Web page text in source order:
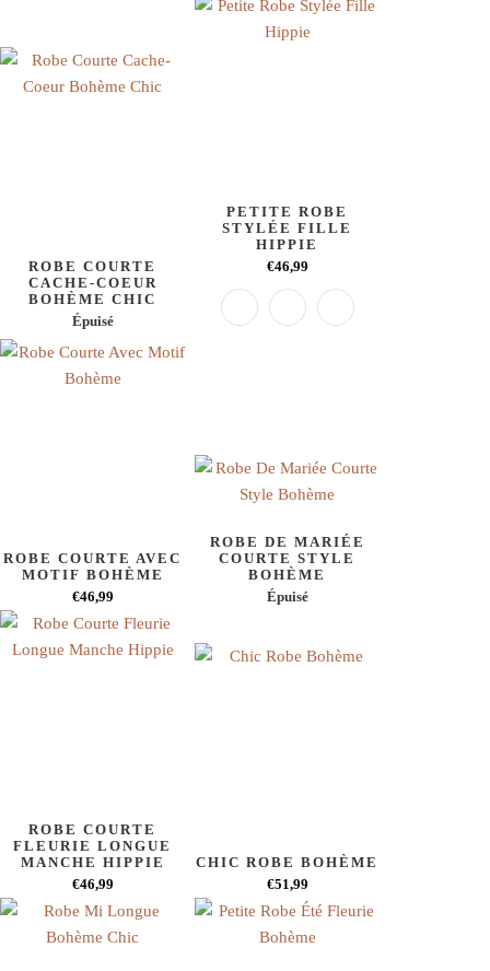
ROBE COURTE
CACHE-COEUR
BOHÈME CHIC
Épuisé
PETITE ROBE
STYLÉE FILLE
HIPPIE
€46,99
ROBE COURTE AVEC
MOTIF BOHÈME
€46,99
ROBE DE MARIÉE
COURTE STYLE
BOHÈME
Épuisé
ROBE COURTE
FLEURIE LONGUE
MANCHE HIPPIE
€46,99
CHIC ROBE BOHÈME
€51,99